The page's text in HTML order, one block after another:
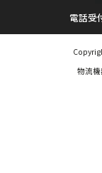
電話受
物流機